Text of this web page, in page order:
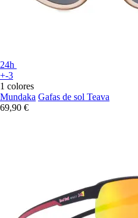
24h
+-3
1 colores
Mundaka Gafas de sol Teava
69,90 €